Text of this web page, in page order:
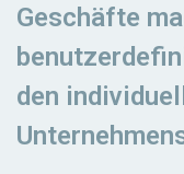
Geschäfte
den